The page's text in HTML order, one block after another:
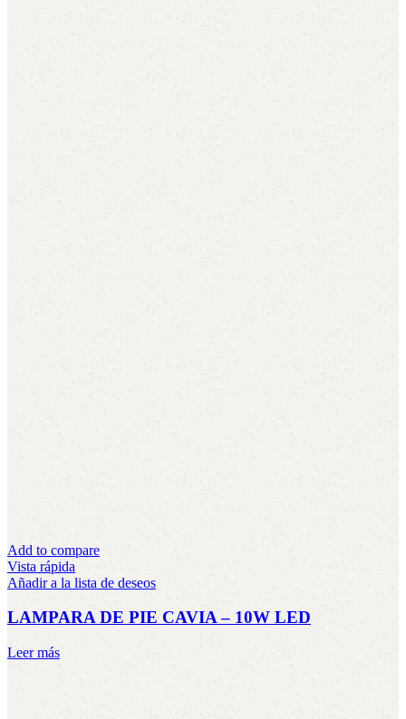
Add to compare
Vista rápida
Añadir a la lista de deseos
LAMPARA DE PIE CAVIA – 10W LED
Leer más